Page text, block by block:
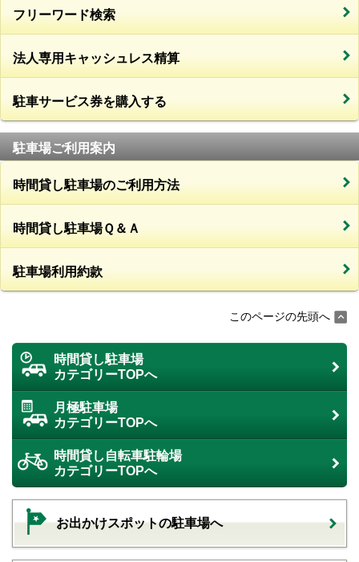
フリーワード検索
法人専用キャッシュレス精算
駐車サービス券を購入する
駐車場ご利用案内
時間貸し駐車場のご利用方法
時間貸し駐車場Ｑ＆Ａ
駐車場利用約款
このページの先頭へ
時間貸し駐車場
カテゴリーTOPへ
月極駐車場
カテゴリーTOPへ
時間貸し自転車駐輪場
カテゴリーTOPへ
お出かけスポットの駐車場へ